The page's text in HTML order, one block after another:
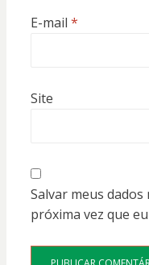
E-mail *
Site
Salvar meus
próxima vez que